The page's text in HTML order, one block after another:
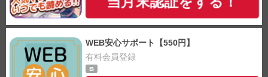
WEB安心サポート【550円】
有料会員登録